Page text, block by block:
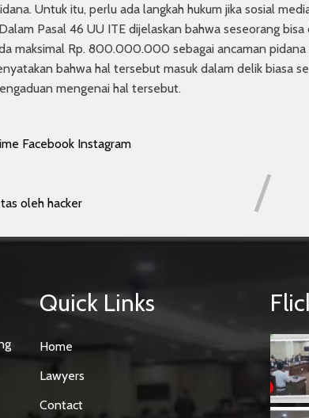
Untuk itu, perlu ada langkah hukum jika sosial
Pasal 46 UU ITE dijelaskan bahwa seseorang
maksimal Rp. 800.000.000 sebagai ancaman pidana
bahwa hal tersebut masuk dalam delik biasa
mengenai hal tersebut.
Facebook Instagram
oleh hacker
Quick Links
Home
Lawyers
Contact